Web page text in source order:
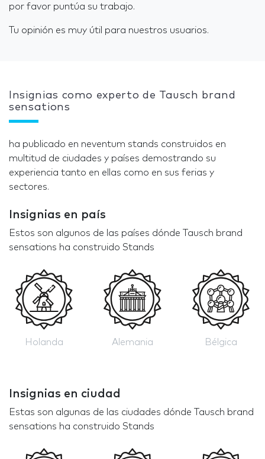
por favor puntúa su trabajo.
Tu opinión es muy útil para nuestros usuarios.
Insignias como experto de Tausch brand
sensations
ha publicado en neventum stands construidos en
multitud de ciudades y países demostrando su
experiencia tanto en ellas como en sus ferias y
sectores.
Insignias en país
Estos son algunos de las países dónde Tausch brand
sensations ha construido Stands
Holanda Alemania Bélgica
Insignias en ciudad
Estas son algunas de las ciudades dónde Tausch brand
sensations ha construido Stands